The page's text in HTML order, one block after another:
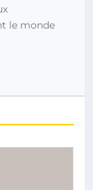
le monde